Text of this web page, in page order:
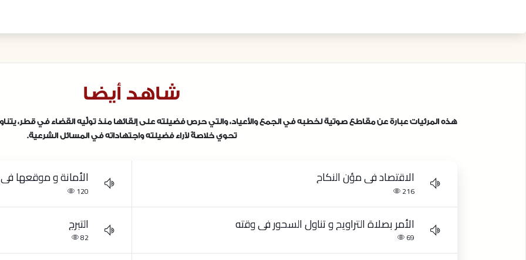
شاهد أيضا
هذه المرئيات عبارة عن مقاطع صوتية لخطبه في الجمع والأعياد، والتي حرص فضيلته على إلقائها منذ تولِّيه القضاء في قطر،
تحوي خلاصةً لآراء فضيلته واجتهاداته في المسائل الشرعية.
الاقتصاد في مؤن النكاح
216
الأمانة و موقعها في
120
الأمر بصلاة التراويح و تناول السحور في وقته
69
التبرج
82